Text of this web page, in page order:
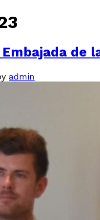
de
admin